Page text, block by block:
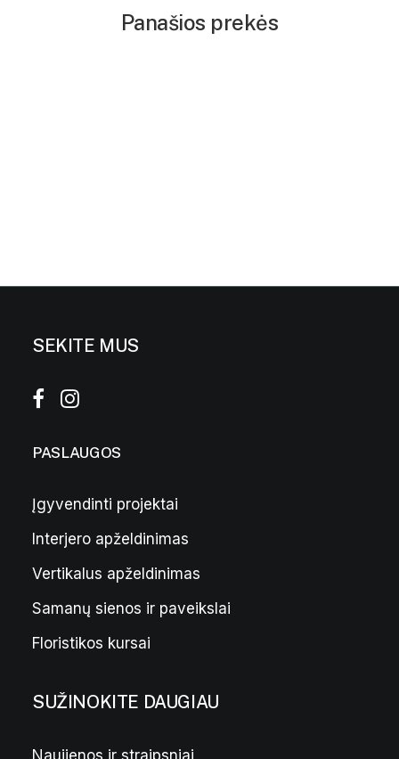
Panašios prekės
Cilindrinė pilkos spalvos žvakė
SEKITE MUS
PASLAUGOS
Įgyvendinti projektai
Interjero apželdinimas
Vertikalus apželdinimas
Samanų sienos ir paveikslai
Floristikos kursai
SUŽINOKITE DAUGIAU
Naujienos ir straipsniai